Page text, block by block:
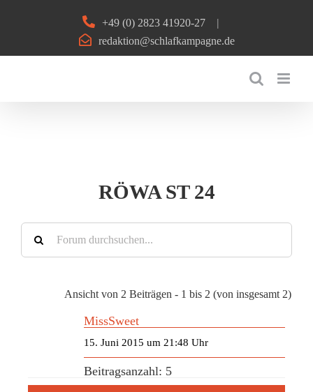
+49 (0) 2823 41920-27
|
redaktion@schlafkampagne.de
RÖWA ST 24
Ansicht von 2 Beiträgen - 1 bis 2 (von insgesamt 2)
MissSweet
15. Juni 2015 um 21:48 Uhr
Beitragsanzahl: 5